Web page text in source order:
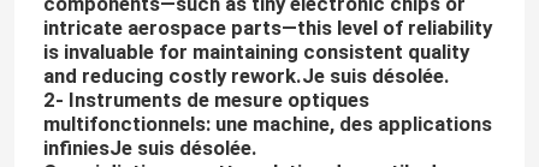
intricate aerospace parts—this level of reliability
is invaluable for maintaining consistent quality
and reducing costly rework.Je suis désolée.
2- Instruments de mesure optiques
multifonctionnels: une machine, des applications
infiniesJe suis désolée.